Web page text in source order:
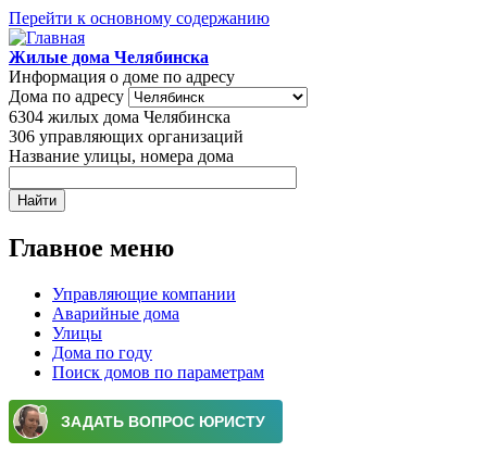
Перейти к основному содержанию
Жилые дома Челябинска
Информация о доме по адресу
Дома по адресу
6304 жилых дома Челябинска
306 управляющих организаций
Название улицы, номера дома
Главное меню
Управляющие компании
Аварийные дома
Улицы
Дома по году
Поиск домов по параметрам